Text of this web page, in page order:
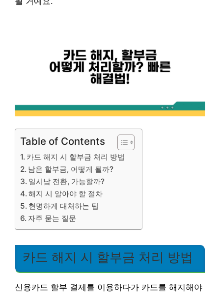
Table of Contents
카드 해지 시 할부금 처리 방법
남은 할부금, 어떻게 될까?
일시납 전환, 가능할까?
해지 시 알아야 할 절차
현명하게 대처하는 팁
자주 묻는 질문
카드 해지 시 할부금 처리 방법
신용카드 할부 결제를 이용하다가 카드를 해지해야